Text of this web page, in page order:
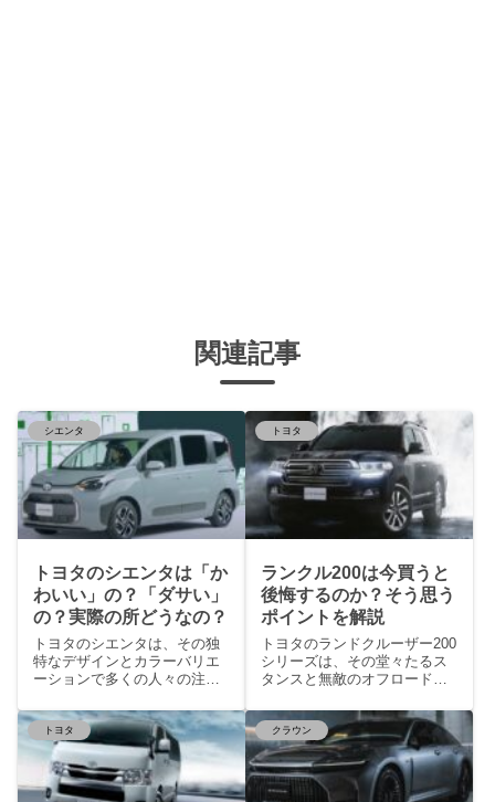
関連記事
シエンタ
トヨタのシエンタは「か
わいい」の？「ダサい」
の？実際の所どうなの？
トヨタのシエンタは、その独
特なデザインとカラーバリエ
ーションで多くの人々の注目
トヨタ
ランクル200は今買うと
後悔するのか？そう思う
ポイントを解説
トヨタのランドクルーザー200
シリーズは、その堂々たるス
タンスと無敵のオフロード能
トヨタ クラウン